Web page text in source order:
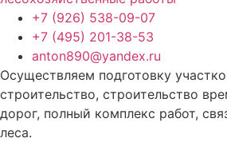
+7 (926) 538-09-07
+7 (495) 201-38-53
anton890@yandex.ru
Осуществляем подготовку
строительство, строительство
дорог, полный комплекс работ,
леса.